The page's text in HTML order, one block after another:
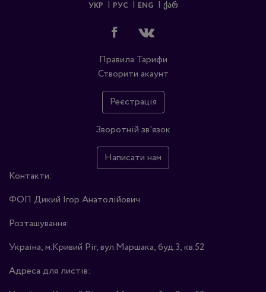
УКР РУС ENG ᲥᲐᲠ
Правила Тарифи
Створити акаунт
Реєстрація
Зворотній зв'язок
Написати нам
Контакти:
ФОП Дикий Ігор Анатолійович
Розташування:
Україна, м.Кривий Ріг, вул.Маршака, буд.3, кв.52
Адреса для листів: